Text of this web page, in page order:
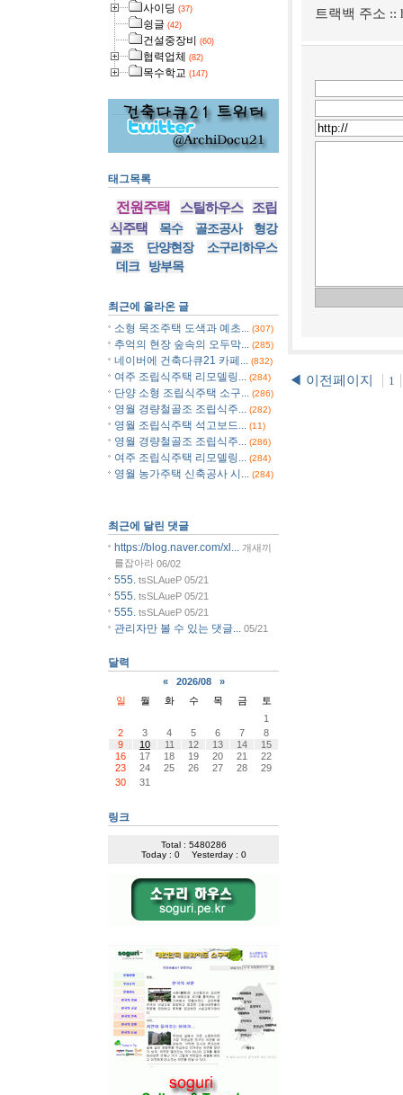
트랙백 주소 ::
◀ 이전페이지 1
사이딩 (37)
슁글 (42)
건설중장비 (60)
협력업체 (82)
목수학교 (147)
태그목록
전원주택 스틸하우스
조립
식주택
목수 골조공사
형강
골조
단양현장
소구리하우스
데크
방부목
최근에 올라온 글
소형 목조주택 도색과 예초...
(307)
추억의 현장 숲속의 오두막... (285)
네이버에 건축다큐21 카페... (832)
여주 조립식주택 리모델링... (284)
단양 소형 조립식주택 소구... (286)
영월 경량철골조 조립식주... (282)
영월 조립식주택 석고보드... (11)
영월 경량철골조 조립식주... (286)
여주 조립식주택 리모델링... (284)
영월 농가주택 신축공사 시... (284)
최근에 달린 댓글
https://blog.naver.com/xl...
개새끼
를잡아라 06/02
555. tsSLAueP 05/21
555. tsSLAueP 05/21
555. tsSLAueP 05/21
관리자만 볼 수 있는 댓글... 05/21
달력
« 2026/08
»
일
월 화 수 목 금
토
1
2
3 4 5 6 7
8
9
10 11 12 13 14
15
16
17 18 19 20 21
22
23
24 25 26 27 28
29
30
31
링크
Total : 5480286
Today : 0
Yesterday : 0